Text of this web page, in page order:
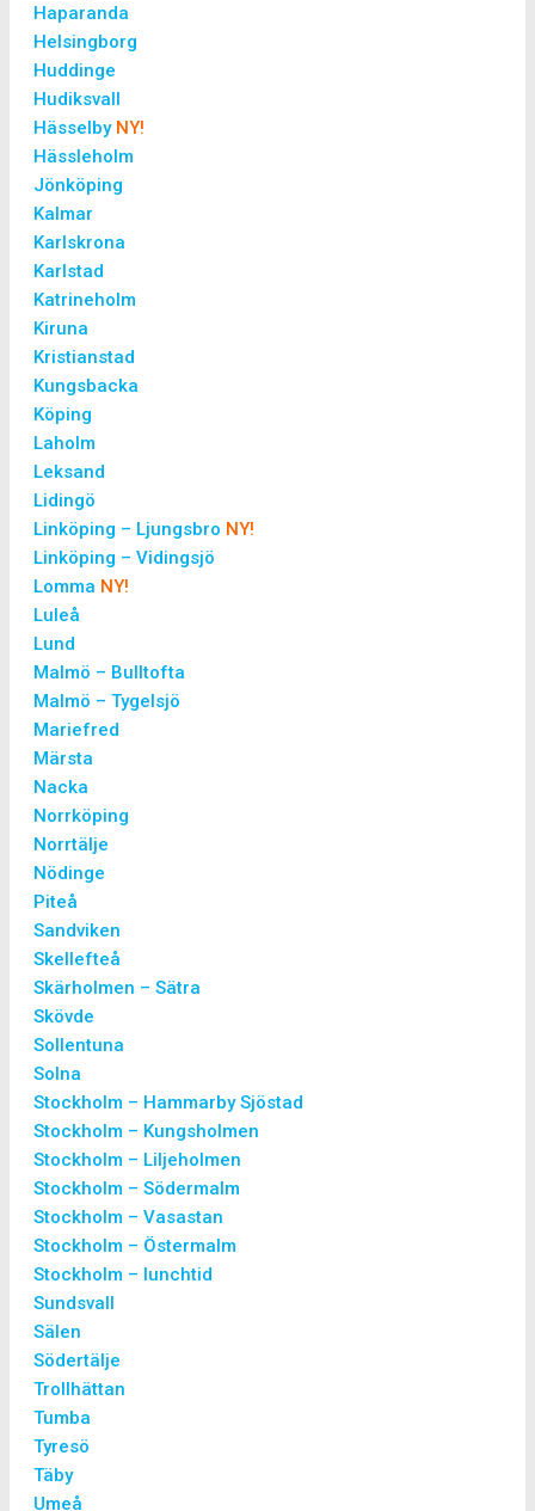
Haparanda
Helsingborg
Huddinge
Hudiksvall
Hässelby NY!
Hässleholm
Jönköping
Kalmar
Karlskrona
Karlstad
Katrineholm
Kiruna
Kristianstad
Kungsbacka
Köping
Laholm
Leksand
Lidingö
Linköping – Ljungsbro NY!
Linköping – Vidingsjö
Lomma NY!
Luleå
Lund
Malmö – Bulltofta
Malmö – Tygelsjö
Mariefred
Märsta
Nacka
Norrköping
Norrtälje
Nödinge
Piteå
Sandviken
Skellefteå
Skärholmen – Sätra
Skövde
Sollentuna
Solna
Stockholm – Hammarby Sjöstad
Stockholm – Kungsholmen
Stockholm – Liljeholmen
Stockholm – Södermalm
Stockholm – Vasastan
Stockholm – Östermalm
Stockholm – lunchtid
Sundsvall
Sälen
Södertälje
Trollhättan
Tumba
Tyresö
Täby
Umeå